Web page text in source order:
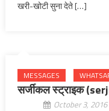
खरी-खोटी सुना देते […]
MESSAGES
सर्जीकल स्ट्राइक
October 3, 2016